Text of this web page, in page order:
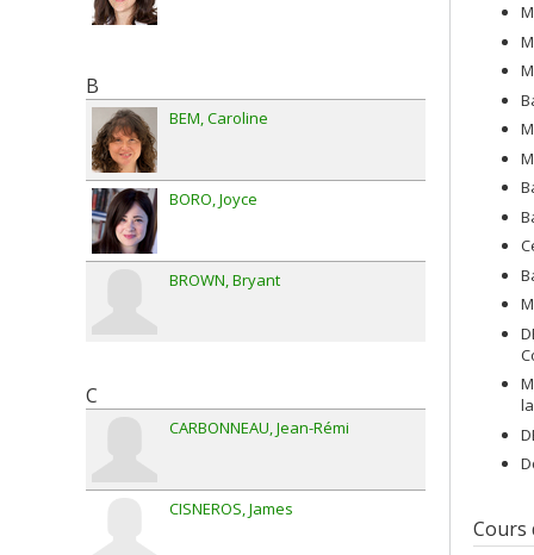
Cours
B
BEM Caroline
BORO Joyce
BROWN Bryant
C
CARBONNEAU Jean-Rémi
CISNEROS James